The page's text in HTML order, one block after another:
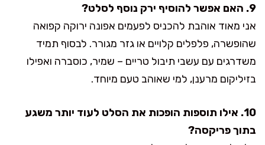
9. האם אפשר להוסיף ירק נוסף לסלט?
אני מאוד אוהבת להכניס לפעמים אפונה ירוקה קפואה
שהופשרה, פלפלים קלויים או גזר מגורר. לבסוף תמיד
משדרגים עם עשבי תיבול טריים – שמיר, כוסברה ואפילו
בזיליקום מרענן, למי שאוהב טעם מיוחד.
10. אילו תוספות הופכות את הסלט לעוד יותר משגע
בתוך פריקסה?